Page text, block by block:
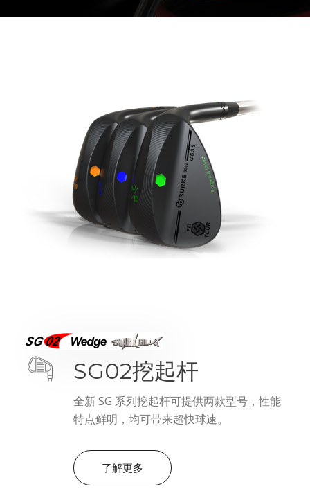
SG02挖起杆
全新 SG 系列挖起杆可提供两款型号，性能
特点鲜明，均可带来超快球速。
了解更多